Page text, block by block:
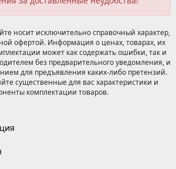
носит исключительно справочный характер,
офертой. Информация о ценах, товарах, их
может как содержать ошибки, так и
без предварительного уведомления, и
для предъявления каких-либо претензий.
существенные для вас характеристики и
комплектации товаров.